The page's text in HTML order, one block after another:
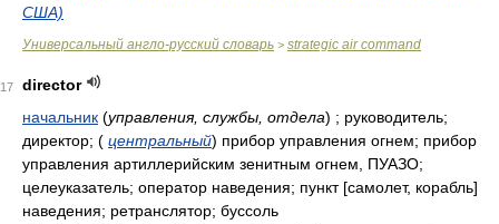
США)
Универсальный англо-русский словарь > strategic air command
17
director
начальник (управления, службы, отдела) ; руководитель;
директор; ( центральный) прибор управления огнем; прибор
управления артиллерийским зенитным огнем, ПУАЗО;
целеуказатель; оператор наведения; пункт [самолет, корабль]
наведения; ретранслятор; буссоль